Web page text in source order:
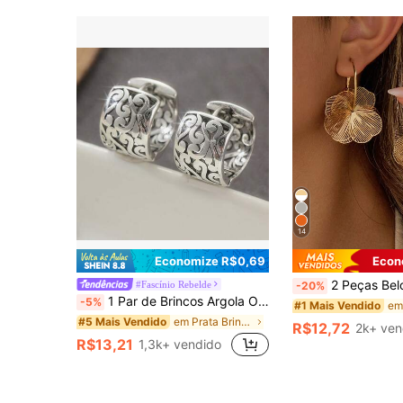
Economize R$0,69
#Fascínio Rebelde
-5% 1 Par de Brincos Argola Oca Vintage Prateados, Brincos Minimalistas Tom de Cobre, Acessório Perfeito para Ocasiões Diárias e de Feriado
#5 Mais Vendido em Prata Brincos de argola femininos
R$13,21 1,3k+ vendido
14
-20% 2 Peças Belos Brincos de Flor Oca Revestidos a Ouro,
#1 Mais Vendido
R$12,72 2k+